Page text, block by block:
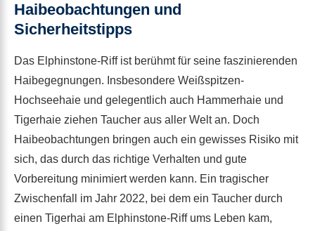
Haibeobachtungen und
Sicherheitstipps
Das Elphinstone-Riff ist berühmt für seine faszinierenden
Haibegegnungen. Insbesondere Weißspitzen-
Hochseehaie und gelegentlich auch Hammerhaie und
Tigerhaie ziehen Taucher aus aller Welt an. Doch
Haibeobachtungen bringen auch ein gewisses Risiko mit
sich, das durch das richtige Verhalten und gute
Vorbereitung minimiert werden kann. Ein tragischer
Zwischenfall im Jahr 2022, bei dem ein Taucher durch
einen Tigerhai am Elphinstone-Riff ums Leben kam,